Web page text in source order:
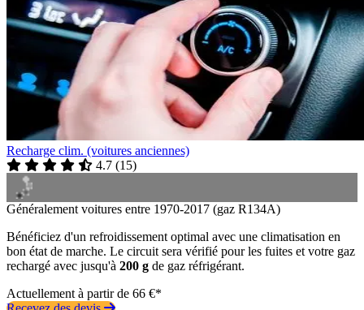
Recharge clim. (voitures anciennes)
4.7 (15)
Généralement voitures entre 1970-2017 (gaz R134A)
Bénéficiez d'un refroidissement optimal avec une climatisation en
bon état de marche. Le circuit sera vérifié pour les fuites et votre gaz
rechargé avec jusqu'à 200 g de gaz réfrigérant.
Actuellement à partir de 66 €*